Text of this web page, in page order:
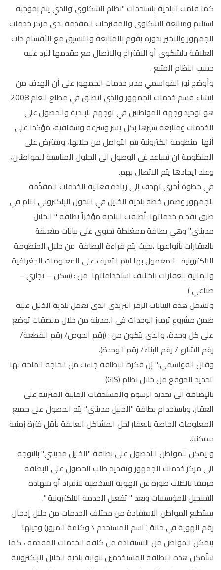
كما قامت البلدية باستحداث "نظام الشكاوى"والذي يتم بموجبه
استلام ومتابعة الشكاوى والمقترحات المقدمة لدى مركز خدمات
الجمهور والاخير بدوره يقوم بالمتابعة والتنسيق مع الأقسام ذات
العلاقة بالشكوى أو الاقتراح والاتصال مع مقدمها للرد عليه
حسب النظام المتبع .
وأوضح نور القواسمي مدير خدمات الجمهور على أن الهدف من
انشاء قسم خدمات الجمهور والذي انطلق في مطلع العام 2008
هو توحيد وجهة المواطنين في توجهم للبلدية والحصول على
الخدمات ومتابعة سيرها بكل يسر وسرعة وشفافية، مؤكدا على
أنها منظومة الكترونية يتم التواصل من خلالها، ويفترض على
المنظومة ان تساعد في الوصول الى الحلول المناسبة للمواطنين،
وعند ايجادها يتم الاتصال بهم.
في خطوة أخرى تهدف إلى زيادة فعالية الخدمات المقدَّمة
للجمهور وضمن خطة بلدية الخليل في التحول الإلكتروني التام في
طرق تقديم خدماتها ،أطلقت البلدية مؤخراً بطاقة " الخليل
مدينتي" وهي بطاقة ممغنطة تحتوي على بيانات متعلقة
بالعقارات بأنواعها ،بحيث يتم قراءة البطاقة من خلال المنظومة
الالكترونية المعمول بها ليتم التعرف على المعلومات الجغرافية
والمالية للعقارات باختلاف استخداماتها من : (سكن – تجاري –
صناعي )
وتشمل هذه البيانات الرمز البريدي الذي تعمل بلدية الخليل عليه
ضمن مشروع ترميز الوحدات في المدينة من خلال ملصقات توضع
على كل وحدة، والذي يتكون من : (رقم الحوض/ رقم القطعة/
رقم الشارع / رقم البناء/ رقم الوحدة).
وقال القواسمي:" إن فكرة البطاقة جاءت من الحاجة الملحة لها
لتحديد الموقع من خلال نظام (GIS)
بالإضافة الى تحديد الرسوم والمستحقات المالية المترتبة على
العقار، وباستخدام بطاقة "الخليل مدينتي" يتم الحصول على جميع
المعلومات الخاصة بالعقار لحل المشاكل العالقة بأقل فترة زمنية
ممكنة.
و يمكن للمواطن اللحصول على بطاقة "الخليل مدينتي" بالتوجه
الى مركز خدمات الجمهور وتقديم طلب الحصول على البطاقة
مرفقا بالطلب صورة عن الهوية الشخصية للأفراد أو شهادة
التسجيل للمؤسسات وبعد " تفعيل الخدمة الالكترونية ".
يستطيع المواطن الاستفادة من مختلف الخدمات من خلال إدخال
رقم الهوية في خانة ( اسم المستخدم \ وكلمة المرور) وحينها
يتمكن المواطن من الاستفادة من كافة الخدمات المقدمة ، كما
سَتُمكِن هذه البطاقة المستخدمين لبوابة بلدية الخليل الإلكترونية